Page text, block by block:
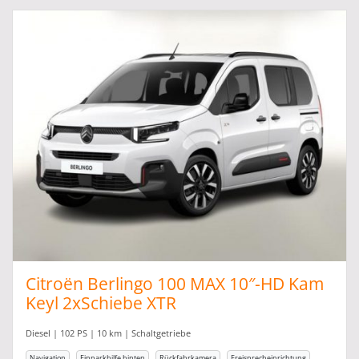
Citroën Berlingo 100 MAX 10″-HD Kam
Keyl 2xSchiebe XTR
Diesel | 102 PS | 10 km | Schaltgetriebe